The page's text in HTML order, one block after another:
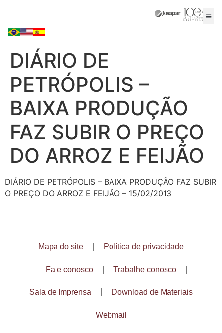
DIÁRIO DE
PETRÓPOLIS –
BAIXA PRODUÇÃO
FAZ SUBIR O PREÇO
DO ARROZ E FEIJÃO
DIÁRIO DE PETRÓPOLIS – BAIXA PRODUÇÃO FAZ SUBIR
O PREÇO DO ARROZ E FEIJÃO – 15/02/2013
Mapa do site Política de privacidade
Fale conosco Trabalhe conosco
Sala de Imprensa Download de Materiais
Webmail